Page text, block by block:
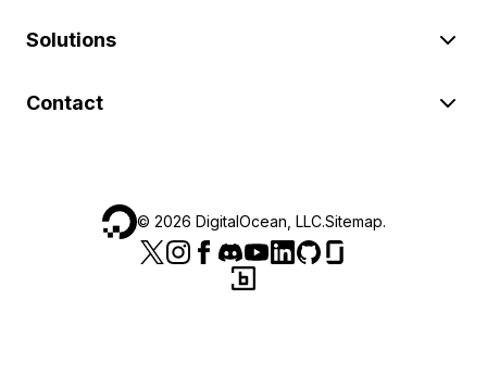
Solutions
Contact
© 2026 DigitalOcean, LLC.Sitemap.